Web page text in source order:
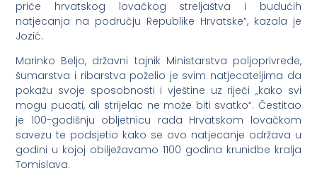
priče hrvatskog lovačkog streljaštva i budućih
natjecanja na području Republike Hrvatske“, kazala je
Jozić.
Marinko Beljo, državni tajnik Ministarstva poljoprivrede,
šumarstva i ribarstva poželio je svim natjecateljima da
pokažu svoje sposobnosti i vještine uz riječi „kako svi
mogu pucati, ali strijelac ne može biti svatko“. Čestitao
je 100-godišnju obljetnicu rada Hrvatskom lovačkom
savezu te podsjetio kako se ovo natjecanje održava u
godini u kojoj obilježavamo 1100 godina krunidbe kralja
Tomislava.